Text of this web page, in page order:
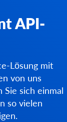
API-
Lösung mit
von uns
sich einmal
so vielen